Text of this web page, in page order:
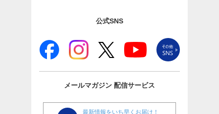
公式SNS
メールマガジン 配信サービス
最新情報をいち早くお届け！